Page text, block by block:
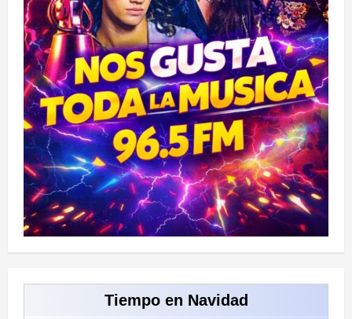
Tiempo en Navidad